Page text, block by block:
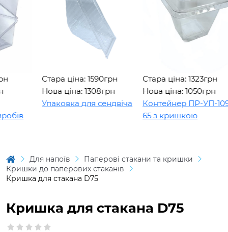
Стара ціна: 1590грн
Нова ціна: 1308грн
Упаковка для сендвіча
Стара ціна: 1323грн
Нова ціна: 1050грн
Контейнер ПР-УП-109
65 з кришкою
Для напоїв
Паперові стакани та кришки
Кришки до паперових стаканів
Кришка для стакана D75
Кришка для стакана D75